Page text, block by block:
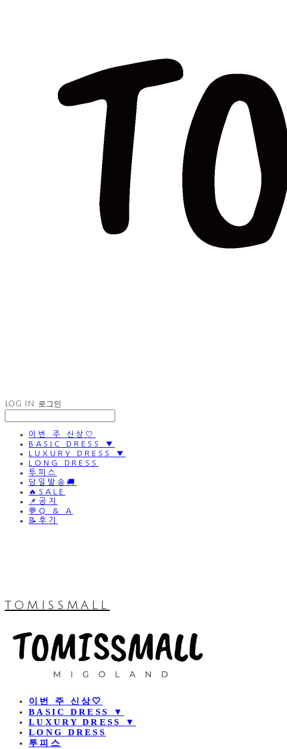
LOG IN 로그인
이번 주 신상🤍
BASIC DRESS ▼
LUXURY DRESS ▼
LONG DRESS
투피스
당일발송🚚
🔥SALE
📌공지
💬Q & A
📝후기
TOMISSMALL
이번 주 신상🤍
BASIC DRESS ▼
LUXURY DRESS ▼
LONG DRESS
투피스